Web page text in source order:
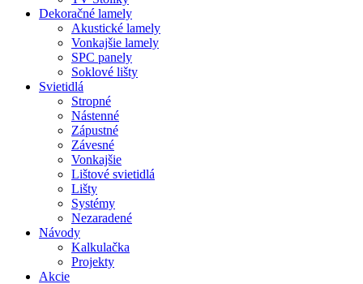
Dekoračné lamely
Akustické lamely
Vonkajšie lamely
SPC panely
Soklové lišty
Svietidlá
Stropné
Nástenné
Zápustné
Závesné
Vonkajšie
Lištové svietidlá
Lišty
Systémy
Nezaradené
Návody
Kalkulačka
Projekty
Akcie